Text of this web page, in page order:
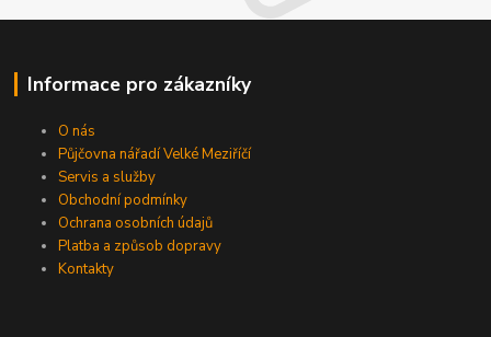
Informace pro zákazníky
O nás
Půjčovna nářadí Velké Meziříčí
Servis a služby
Obchodní podmínky
Ochrana osobních údajů
Platba a způsob dopravy
Kontakty